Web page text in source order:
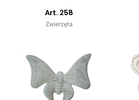
Art. 258
Zwierzęta